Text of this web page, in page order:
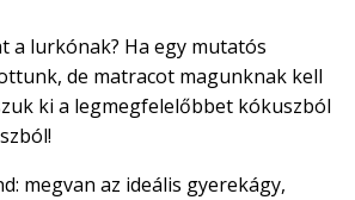
a lurkónak? Ha egy mutatós
de matracot magunknak kell
ki a legmegfelelőbbet kókuszból
megvan az ideális gyerekágy,